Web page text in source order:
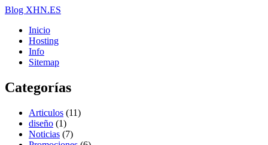
Blog XHN.ES
Inicio
Hosting
Info
Sitemap
Categorías
Articulos (11)
diseño (1)
Noticias (7)